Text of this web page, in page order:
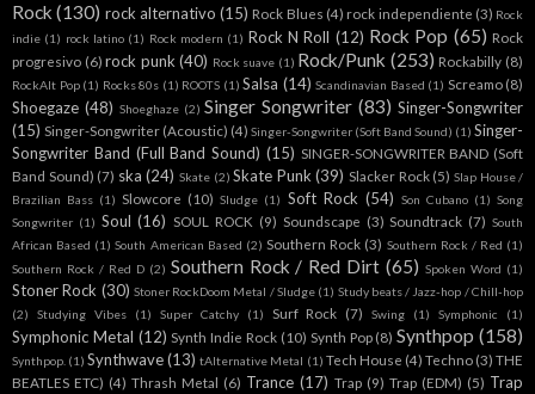
Rock (130) rock alternativo (15) Rock Blues (4) rock independiente (3) Rock
indie (1) rock latino (1) Rock modern (1) Rock N Roll (12) Rock Pop (65) Rock
progresivo (6) rock punk (40) Rock suave (1) Rock/Punk (253) Rockabilly (8)
RockAlt Pop (1) Rocks 80s (1) ROOTS (1) Salsa (14) Scandinavian Based (1) Screamo (8)
Shoegaze (48) Shoeghaze (2) Singer Songwriter (83) Singer-Songwriter
(15) Singer-Songwriter (Acoustic) (4) Singer-Songwriter (Soft Band Sound) (1) Singer-
Songwriter Band (Full Band Sound) (15) SINGER-SONGWRITER BAND (Soft
Band Sound) (7) ska (24) Skate (2) Skate Punk (39) Slacker Rock (5) Slap House /
Brazilian Bass (1) Slowcore (10) Sludge (1) Soft Rock (54) Son Cubano (1) Song
Songwriter (1) Soul (16) SOUL ROCK (9) Soundscape (3) Soundtrack (7) South
African Based (1) South American Based (2) Southern Rock (3) Southern Rock / Red (1)
Southern Rock / Red D (2) Southern Rock / Red Dirt (65) Spoken Word (1)
Stoner Rock (30) Stoner RockDoom Metal / Sludge (1) Study beats / Jazz-hop / Chill-hop
(2)
Studying Vibes (1) Super Catchy (1) Surf Rock (7) Swing (1) Symphonic (1)
Symphonic Metal (12) Synth Indie Rock (10) Synth Pop (8) Synthpop (158)
Synthpop. (1) Synthwave (13) tAlternative Metal (1) Tech House (4) Techno (3) THE
BEATLES ETC) (4) Thrash Metal (6) Trance (17) Trap (9) Trap (EDM) (5) Trap